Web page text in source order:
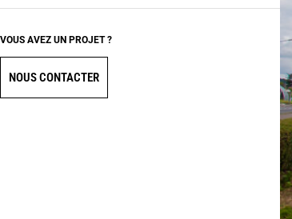
VOUS AVEZ UN PROJET ?
NOUS CONTACTER